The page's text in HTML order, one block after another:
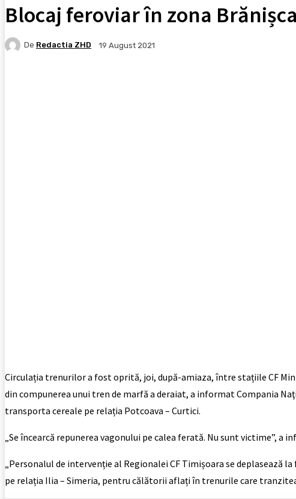
Blocaj feroviar în zona
De Redactia ZHD 19 August 2021
Circulația trenurilor a fost oprită, joi, după-amiaza, între stațiile CF
din compunerea unui tren de marfă a deraiat, a informat Compania
transporta cereale pe relația Potcoava – Curtici.
„Se încearcă repunerea vagonului pe calea ferată. Nu sunt victime”,
„Personalul de intervenție al Regionalei CF Timișoara se deplasează
pe relația Ilia – Simeria, pentru călătorii aflați în trenurile care